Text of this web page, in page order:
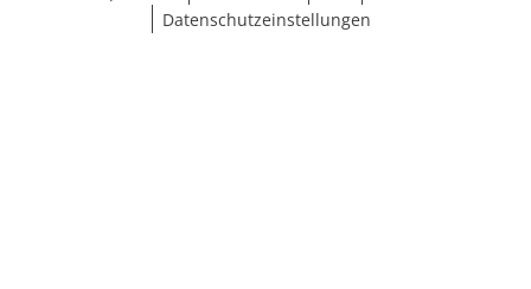
Datenschutzeinstellungen